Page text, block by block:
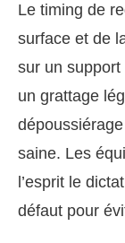
Le timing de
surface et de
sur un
un grattage
saine. Les
l’esprit le
défaut pour